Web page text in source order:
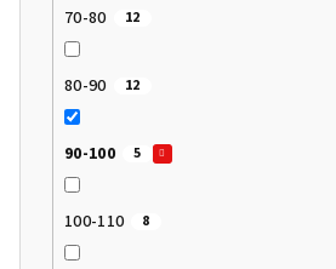
70-80 12
80-90 12
90-100 5
100-110 8